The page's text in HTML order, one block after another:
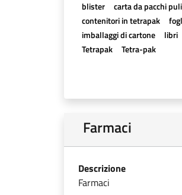
blister carta da pacchi
contenitori in tetrapak
imballaggi di cartone
libri
Tetrapak
Tetra-pak
Farmaci
Descrizione
Farmaci